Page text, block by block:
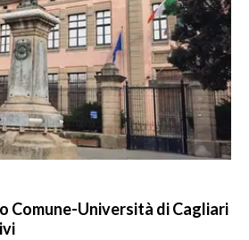
Comune-Università di Cagliari